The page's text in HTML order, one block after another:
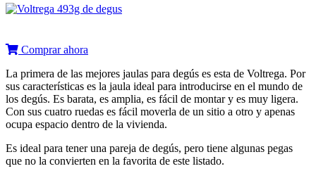
Comprar ahora
La primera de las mejores jaulas para degús es esta de Voltrega. Por
sus características es la jaula ideal para introducirse en el mundo de
los degús. Es barata, es amplia, es fácil de montar y es muy ligera.
Con sus cuatro ruedas es fácil moverla de un sitio a otro y apenas
ocupa espacio dentro de la vivienda.
Es ideal para tener una pareja de degús, pero tiene algunas pegas
que no la convierten en la favorita de este listado.